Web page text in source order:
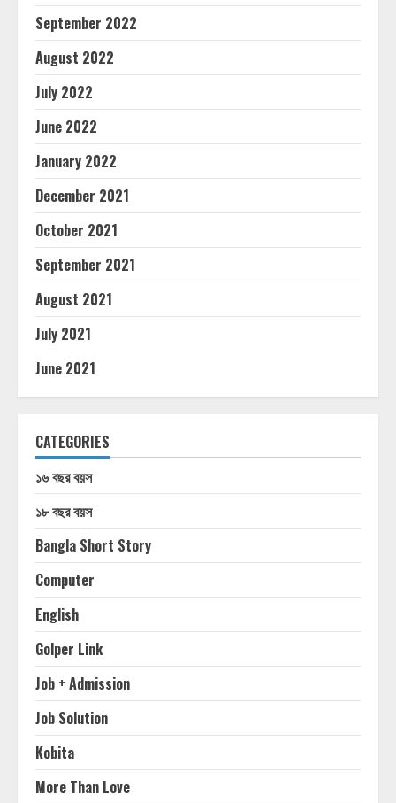
September 2022
August 2022
July 2022
June 2022
January 2022
December 2021
October 2021
September 2021
August 2021
July 2021
June 2021
CATEGORIES
১৬ বছর বয়স
১৮ বছর বয়স
Bangla Short Story
Computer
English
Golper Link
Job + Admission
Job Solution
Kobita
More Than Love